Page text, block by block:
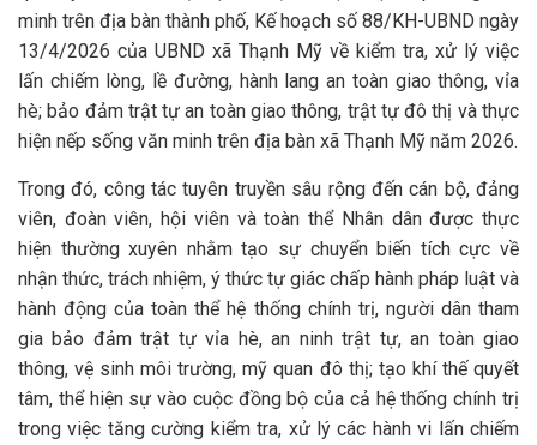
minh trên địa bàn thành phố, Kế hoạch số 88/KH-UBND ngày
13/4/2026 của UBND xã Thạnh Mỹ về kiểm tra, xử lý việc
lấn chiếm lòng, lề đường, hành lang an toàn giao thông, vỉa
hè; bảo đảm trật tự an toàn giao thông, trật tự đô thị và thực
hiện nếp sống văn minh trên địa bàn xã Thạnh Mỹ năm 2026.
Trong đó, công tác tuyên truyền sâu rộng đến cán bộ, đảng
viên, đoàn viên, hội viên và toàn thể Nhân dân được thực
hiện thường xuyên nhằm tạo sự chuyển biến tích cực về
nhận thức, trách nhiệm, ý thức tự giác chấp hành pháp luật và
hành động của toàn thể hệ thống chính trị, người dân tham
gia bảo đảm trật tự vỉa hè, an ninh trật tự, an toàn giao
thông, vệ sinh môi trường, mỹ quan đô thị; tạo khí thế quyết
tâm, thể hiện sự vào cuộc đồng bộ của cả hệ thống chính trị
trong việc tăng cường kiểm tra, xử lý các hành vi lấn chiếm